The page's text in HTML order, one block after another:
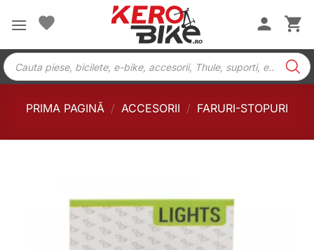
Products
search
PRIMA PAGINĂ / ACCESORII / FARURI-STOPURI